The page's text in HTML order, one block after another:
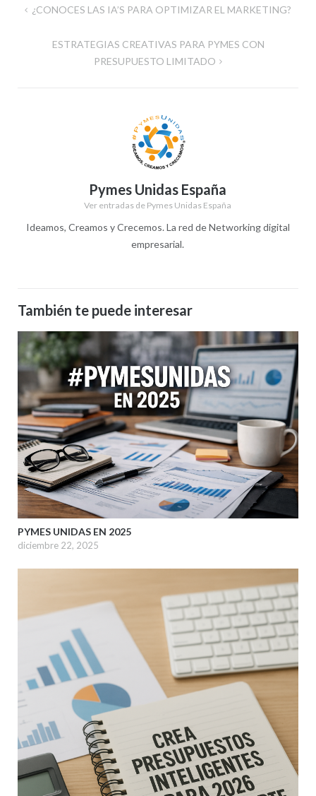
Navegación
entradas
¿CONOCES LAS IA’S PARA OPTIMIZAR EL MARKETING?
ESTRATEGIAS CREATIVAS PARA PYMES CON
PRESUPUESTO LIMITADO
Pymes Unidas España
Ver entradas de Pymes Unidas España
Ideamos, Creamos y Crecemos. La red de Networking digital
empresarial.
También te puede interesar
PYMES UNIDAS EN 2025
diciembre 22, 2025